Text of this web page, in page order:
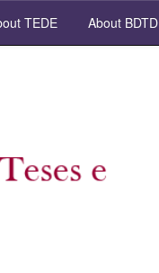
TEDE About BDTD